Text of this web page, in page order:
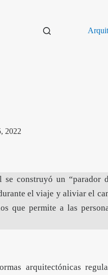
2022
construyó un “parador
el viaje y aliviar el
que permite a las
arquitectónicas